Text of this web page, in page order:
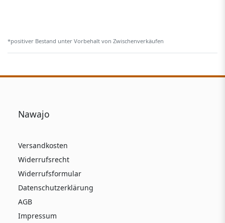
*positiver Bestand unter Vorbehalt von Zwischenverkäufen
Nawajo
Versandkosten
Widerrufsrecht
Widerrufsformular
Datenschutzerklärung
AGB
Impressum